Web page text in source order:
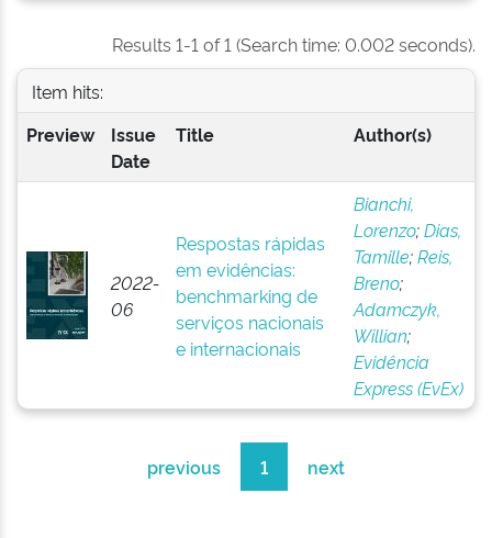
Results 1-1 of 1 (Search time: 0.002 seconds).
Item hits:
Preview
Issue
Date
Title Author(s)
2022-
06
Respostas rápidas
em evidências:
benchmarking de
serviços nacionais
e internacionais
Bianchi,
Lorenzo;Dias,
Tamille;Reis,
Breno;
Adamczyk,
Willian;
Evidência
Express (EvEx)
previous 1 next